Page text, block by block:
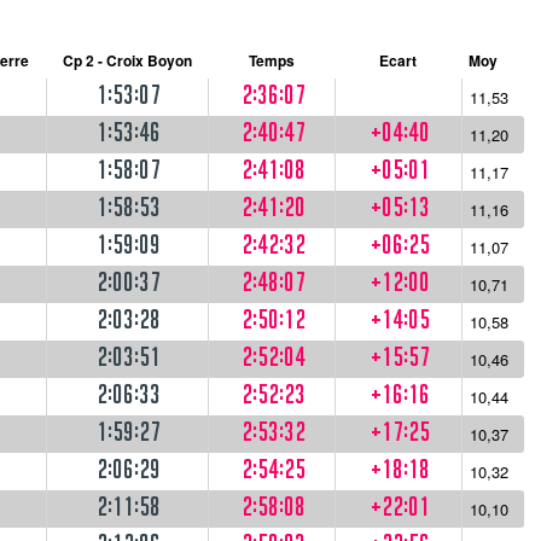
Cp 2 - Croix Boyon Temps Ecart Moy
1:53:07 2:36:07 11,53
1:53:46 2:40:47 +04:40 11,20
1:58:07 2:41:08 +05:01 11,17
1:58:53 2:41:20 +05:13 11,16
1:59:09 2:42:32 +06:25 11,07
2:00:37 2:48:07 +12:00 10,71
2:03:28 2:50:12 +14:05 10,58
2:03:51 2:52:04 +15:57 10,46
2:06:33 2:52:23 +16:16 10,44
1:59:27 2:53:32 +17:25 10,37
2:06:29 2:54:25 +18:18 10,32
2:11:58 2:58:08 +22:01 10,10